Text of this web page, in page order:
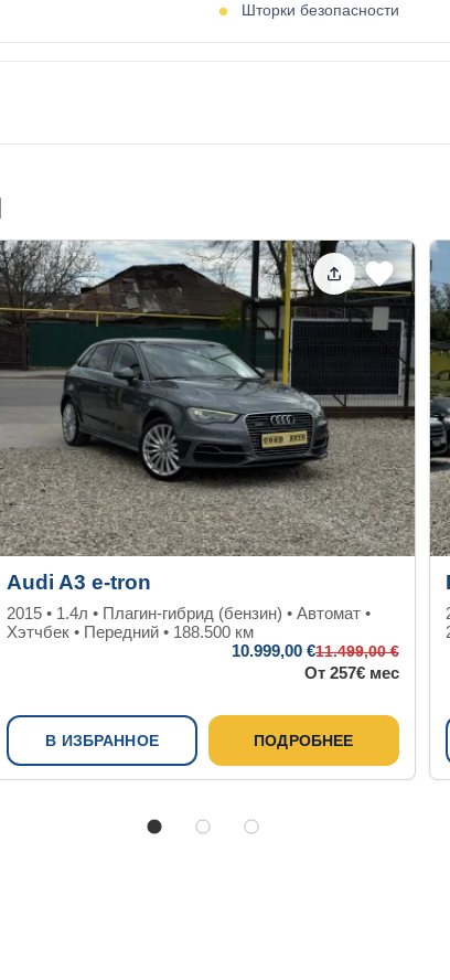
Шторки безопасности
Audi A3 e-tron
2015 • 1.4л • Плагин-гибрид (бензин) • Автомат •
Хэтчбек • Передний • 188.500 км
10.999,00 €11.499,00 €
От 257€ мес
В ИЗБРАННОЕ ПОДРОБНЕЕ